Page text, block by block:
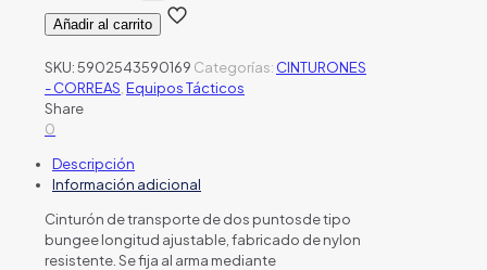
Añadir al carrito
SKU:5902543590169 Categorías: CINTURONES
- CORREAS Equipos Tácticos
Share
0
Descripción
Información adicional
Cinturón de transporte de dos puntosde tipo
bungee longitud ajustable, fabricado de nylon
resistente. Se fija al arma mediante